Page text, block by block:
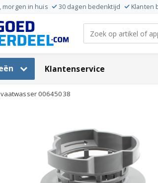
morgen in huis 30 dagen bedenktijd Klanten
Klantenservice
00645038